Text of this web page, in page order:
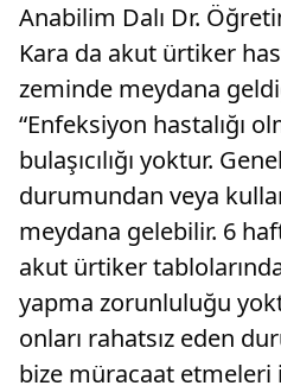
Anabilim Dalı Dr.
Kara da akut ürtiker
zeminde meydana
“Enfeksiyon hastalığı
bulaşıcılığı yoktur.
durumundan veya
meydana gelebilir. 6
akut ürtiker
yapma zorunluluğu
onları rahatsız eden
bize müracaat etmeleri